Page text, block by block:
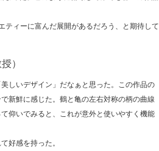
ィーに富んだ展開があるだろう、と期待して
）
しいデザイン」だなぁと思った。この作品の
新鮮に感じた。鶴と亀の左右対称の柄の曲線
仰いでみると、これが意外と使いやすく機能
好感を持った。